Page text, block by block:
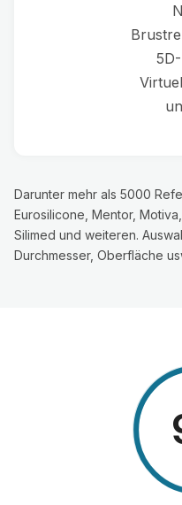
Darunter mehr als 5000
Eurosilicone, Mentor,
Silimed und weiteren.
Durchmesser, Oberfläche